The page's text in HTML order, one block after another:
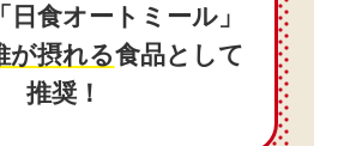
日食オートミール」
が摂れる食品として
推奨！